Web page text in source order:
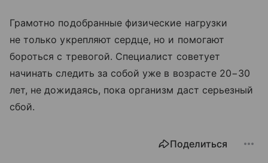
Грамотно подобранные физические нагрузки
не только укрепляют сердце, но и помогают
бороться с тревогой. Специалист советует
начинать следить за собой уже в возрасте 20−30
лет, не дожидаясь, пока организм даст серьезный
сбой.
Поделиться